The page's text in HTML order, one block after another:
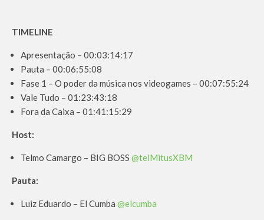
TIMELINE
Apresentação – 00:03:14:17
Pauta – 00:06:55:08
Fase 1 – O poder da música nos videogames – 00:07:55:24
Vale Tudo – 01:23:43:18
Fora da Caixa – 01:41:15:29
Host:
Telmo Camargo – BIG BOSS @telMitusXBM
Pauta:
Luiz Eduardo – El Cumba @elcumba